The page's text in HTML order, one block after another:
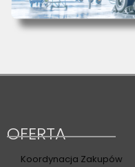
OFERTA
Koordynacja Zakupów